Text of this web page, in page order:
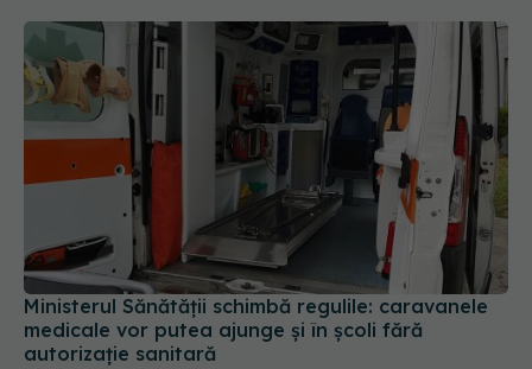
Ministerul Sănătății schimbă regulile: caravanele
medicale vor putea ajunge și în școli fără
autorizație sanitară